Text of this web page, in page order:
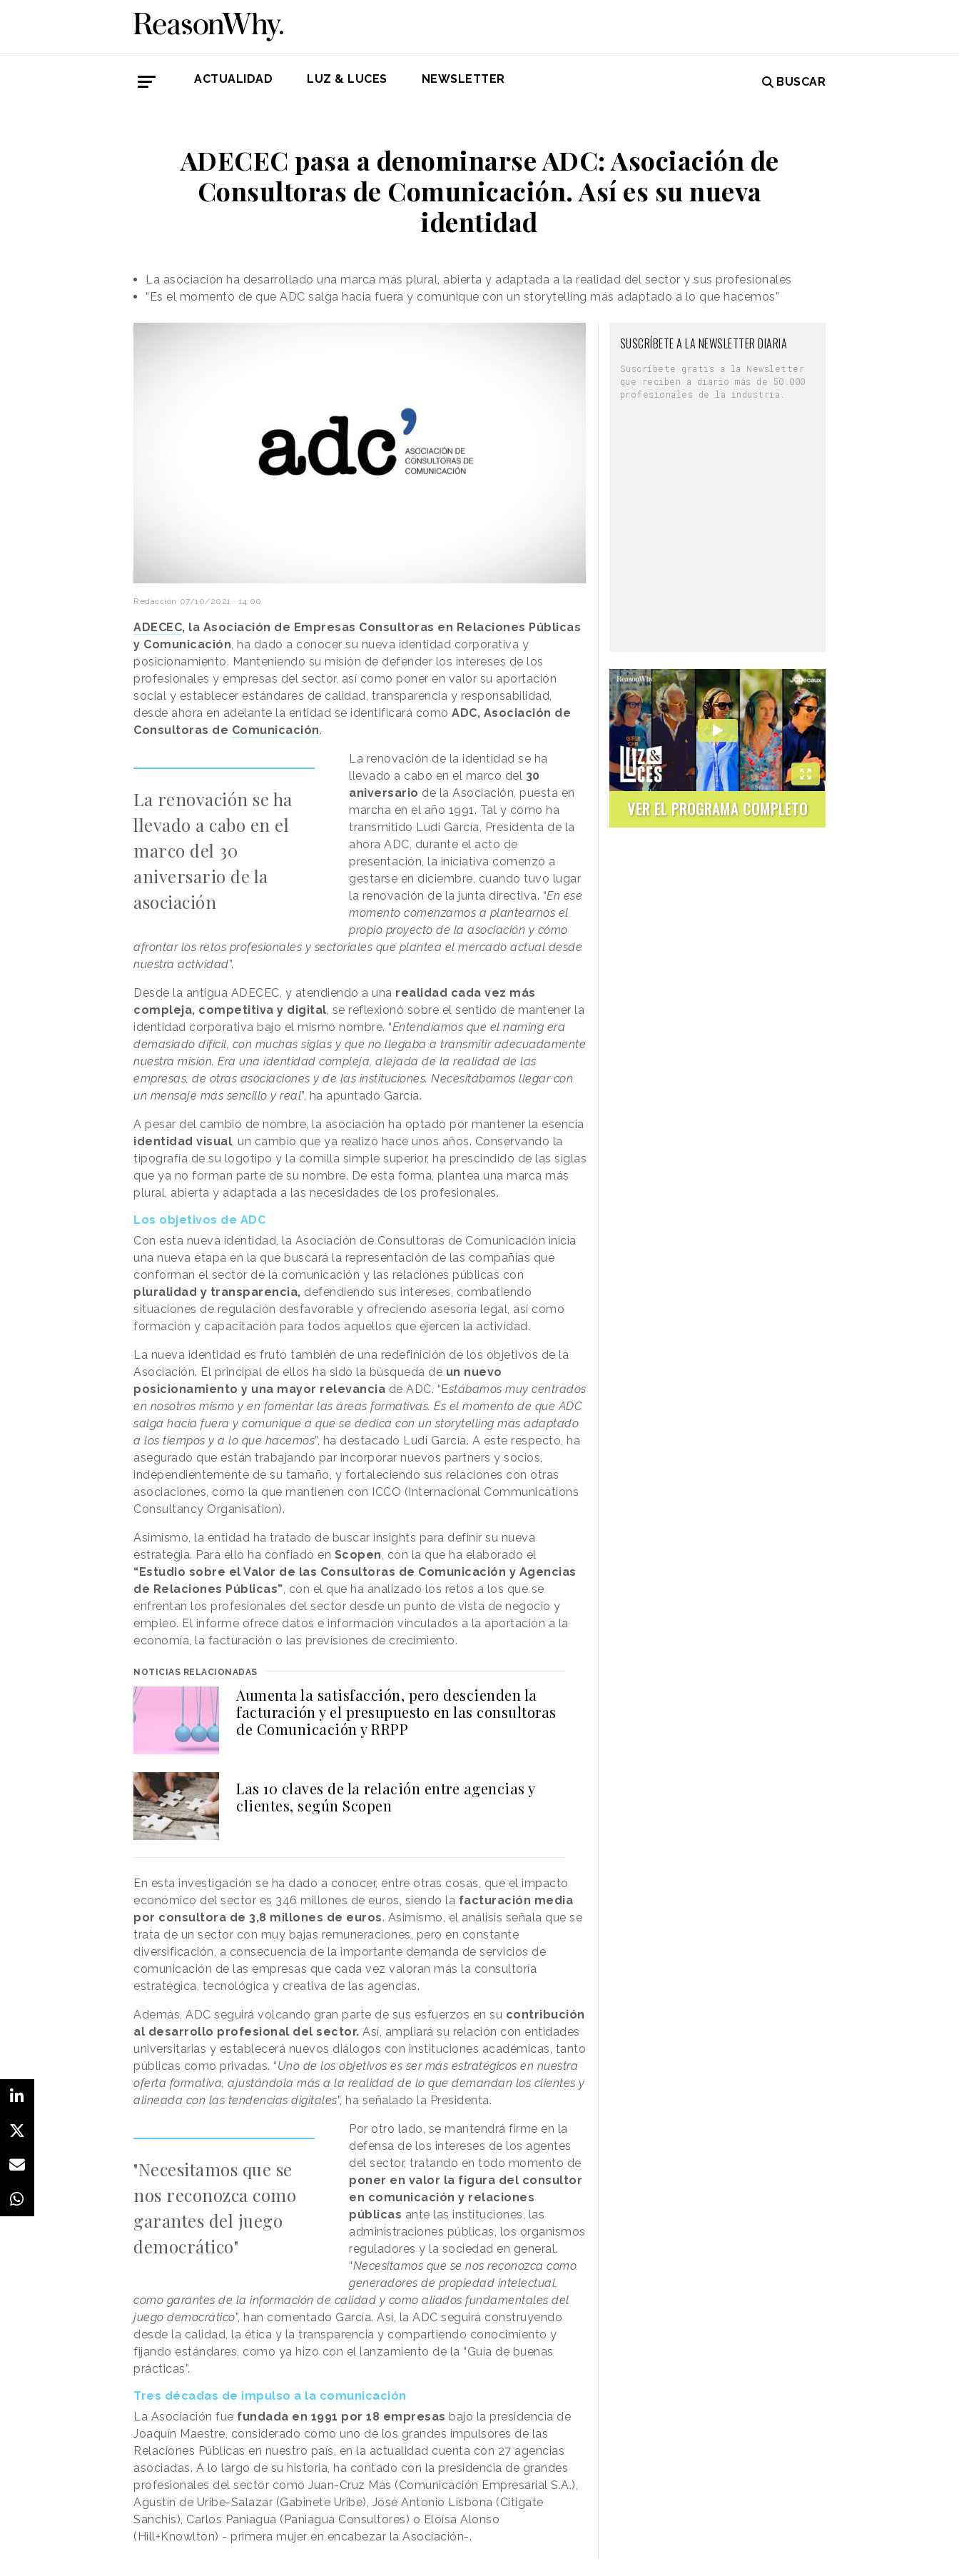
ACTUALIDAD LUZ & LUCES NEWSLETTER BUSCAR
ADECEC pasa a denominarse ADC: Asociación de
Consultoras de Comunicación. Así es su nueva
identidad
La asociación ha desarrollado una marca más plural, abierta y adaptada a la realidad del sector y sus profesionales
“Es el momento de que ADC salga hacia fuera y comunique con un storytelling más adaptado a lo que hacemos”
Redacción 07/10/2021 · 14:00
ADECEC, la Asociación de Empresas Consultoras en Relaciones Públicas
y Comunicación , ha dado a conocer su nueva identidad corporativa y
posicionamiento. Manteniendo su misión de defender los intereses de los
profesionales y empresas del sector, así como poner en valor su aportación
social y establecer estándares de calidad, transparencia y responsabilidad,
desde ahora en adelante la entidad se identificará como ADC, Asociación de
Consultoras de Comunicación.
La renovación se ha
llevado a cabo en el
marco del 30
aniversario de la
asociación
La renovación de la identidad se ha
llevado a cabo en el marco del 30
aniversario de la Asociación, puesta en
marcha en el año 1991. Tal y como ha
transmitido Ludi García, Presidenta de la
ahora ADC, durante el acto de
presentación, la iniciativa comenzó a
gestarse en diciembre, cuando tuvo lugar
la renovación de la junta directiva. “En ese
momento comenzamos a plantearnos el
propio proyecto de la asociación y cómo
afrontar los retos profesionales y sectoriales que plantea el mercado actual desde
nuestra actividad”.
Desde la antigua ADECEC, y atendiendo a una realidad cada vez más
compleja, competitiva y digital , se reflexionó sobre el sentido de mantener la
identidad corporativa bajo el mismo nombre. “Entendíamos que el naming era
demasiado difícil, con muchas siglas y que no llegaba a transmitir adecuadamente
nuestra misión. Era una identidad compleja, alejada de la realidad de las
empresas, de otras asociaciones y de las instituciones. Necesitábamos llegar con
un mensaje más sencillo y real”, ha apuntado García.
A pesar del cambio de nombre, la asociación ha optado por mantener la esencia
identidad visual , un cambio que ya realizó hace unos años. Conservando la
tipografía de su logotipo y la comilla simple superior, ha prescindido de las siglas
que ya no forman parte de su nombre. De esta forma, plantea una marca más
plural, abierta y adaptada a las necesidades de los profesionales.
Los objetivos de ADC
Con esta nueva identidad, la Asociación de Consultoras de Comunicación inicia
una nueva etapa en la que buscará la representación de las compañías que
conforman el sector de la comunicación y las relaciones públicas con
pluralidad y transparencia, defendiendo sus intereses, combatiendo
situaciones de regulación desfavorable y ofreciendo asesoría legal, así como
formación y capacitación para todos aquellos que ejercen la actividad.
La nueva identidad es fruto también de una redefinición de los objetivos de la
Asociación. El principal de ellos ha sido la búsqueda de un nuevo
posicionamiento y una mayor relevancia de ADC. “Estábamos muy centrados
en nosotros mismo y en fomentar las áreas formativas. Es el momento de que ADC
salga hacia fuera y comunique a que se dedica con un storytelling más adaptado
a los tiempos y a lo que hacemos”, ha destacado Ludi García. A este respecto, ha
asegurado que están trabajando par incorporar nuevos partners y socios,
independientemente de su tamaño, y fortaleciendo sus relaciones con otras
asociaciones, como la que mantienen con ICCO (Internacional Communications
Consultancy Organisation).
Asimismo, la entidad ha tratado de buscar insights para definir su nueva
estrategia. Para ello ha confiado en Scopen , con la que ha elaborado el
“Estudio sobre el Valor de las Consultoras de Comunicación y Agencias
de Relaciones Públicas” , con el que ha analizado los retos a los que se
enfrentan los profesionales del sector desde un punto de vista de negocio y
empleo. El informe ofrece datos e información vinculados a la aportación a la
economía, la facturación o las previsiones de crecimiento.
NOTICIAS RELACIONADAS
Aumenta la satisfacción, pero descienden la
facturación y el presupuesto en las consultoras
de Comunicación y RRPP
Las 10 claves de la relación entre agencias y
clientes, según Scopen
En esta investigación se ha dado a conocer, entre otras cosas, que el impacto
económico del sector es 346 millones de euros, siendo la facturación media
por consultora de 3,8 millones de euros. Asimismo, el análisis señala que se
trata de un sector con muy bajas remuneraciones, pero en constante
diversificación, a consecuencia de la importante demanda de servicios de
comunicación de las empresas que cada vez valoran más la consultoría
estratégica, tecnológica y creativa de las agencias.
Además, ADC seguirá volcando gran parte de sus esfuerzos en su contribución
al desarrollo profesional del sector. Así, ampliará su relación con entidades
universitarias y establecerá nuevos diálogos con instituciones académicas, tanto
públicas como privadas. “Uno de los objetivos es ser más estratégicos en nuestra
oferta formativa, ajustándola más a la realidad de lo que demandan los clientes y
alineada con las tendencias digitales”, ha señalado la Presidenta.
"Necesitamos que se
nos reconozca como
garantes del juego
democrático"
Por otro lado, se mantendrá firme en la
defensa de los intereses de los agentes
del sector, tratando en todo momento de
poner en valor la figura del consultor
en comunicación y relaciones
públicas ante las instituciones, las
administraciones públicas, los organismos
reguladores y la sociedad en general.
“Necesitamos que se nos reconozca como
generadores de propiedad intelectual,
como garantes de la información de calidad y como aliados fundamentales del
juego democrático”, han comentado García. Así, la ADC seguirá construyendo
desde la calidad, la ética y la transparencia y compartiendo conocimiento y
fijando estándares, como ya hizo con el lanzamiento de la “Guía de buenas
prácticas”.
Tres décadas de impulso a la comunicación
La Asociación fue fundada en 1991 por 18 empresas bajo la presidencia de
Joaquín Maestre, considerado como uno de los grandes impulsores de las
Relaciones Públicas en nuestro país, en la actualidad cuenta con 27 agencias
asociadas. A lo largo de su historia, ha contado con la presidencia de grandes
profesionales del sector como Juan-Cruz Más (Comunicación Empresarial S.A.),
Agustín de Uribe-Salazar (Gabinete Uribe), José Antonio Lisbona (Citigate
Sanchis), Carlos Paniagua (Paniagua Consultores) o Eloísa Alonso
(Hill+Knowlton) - primera mujer en encabezar la Asociación-.
SUSCRÍBETE A LA NEWSLETTER DIARIA
Suscríbete gratis a la Newsletter
que reciben a diario más de 50.000
profesionales de la industria.
VER EL PROGRAMA COMPLETO